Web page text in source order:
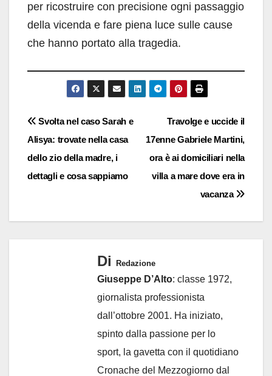
per ricostruire con precisione ogni passaggio
della vicenda e fare piena luce sulle cause
che hanno portato alla tragedia.
Navigazione
articoli
Travolge e uccide il
17enne Gabriele Martini,
ora è ai domiciliari nella
villa a mare dove era in
vacanza
Svolta nel caso Sarah e
Alisya: trovate nella casa
dello zio della madre, i
dettagli e cosa sappiamo
Di Redazione
Giuseppe D’Alto: classe 1972,
giornalista professionista
dall’ottobre 2001. Ha iniziato,
spinto dalla passione per lo
sport, la gavetta con il quotidiano
Cronache del Mezzogiorno dal